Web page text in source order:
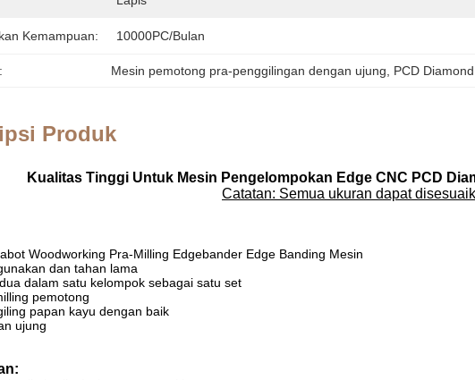
Kemampuan: 10000PC/Bulan
Mesin pemotong pra-penggilingan dengan ujung PCD
Produk
Kualitas Tinggi Untuk Mesin Pengelompokan Edge CNC PCD
Catatan: Semua ukuran dapat
Woodworking Pra-Milling Edgebander Edge Banding Mesin
dan tahan lama
dalam satu kelompok sebagai satu set
pemotong
papan kayu dengan baik
ujung